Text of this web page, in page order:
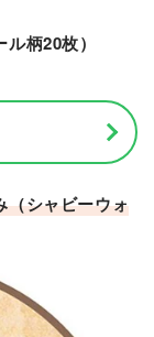
柄20枚）
（シャビーウォ